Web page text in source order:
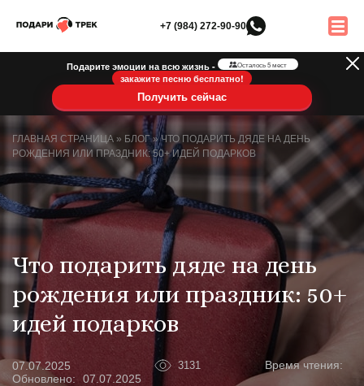
+7 (984) 272-90-90
Подарите эмоции на всю жизнь - Осталось 5 мест
закажите песню бесплатно!
Получить сейчас
ГЛАВНАЯ СТРАНИЦА » БЛОГ»ЧТО ПОДАРИТЬ ДЯДЕ НА ДЕНЬ
РОЖДЕНИЯ ИЛИ ПРАЗДНИК: 50+ ИДЕЙ ПОДАРКОВ
Что подарить дяде на день
рождения или праздник: 50+
идей подарков
07.07.2025 3131
Время чтения:
Обновлено:
07.07.2025